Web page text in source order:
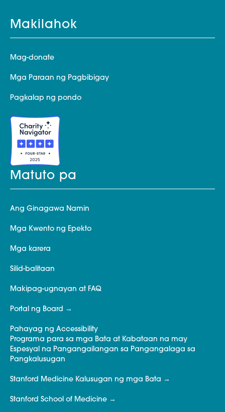
Makilahok
Mag-donate
Mga Paraan ng Pagbibigay
Pagkalap ng pondo
Matuto pa
Ang Ginagawa Namin
Mga Kwento ng Epekto
Mga karera
Silid-balitaan
Makipag-ugnayan at FAQ
Portal ng Board
Pahayag ng Accessibility
Programa para sa mga Bata at Kabataan na may
Espesyal na Pangangailangan sa Pangangalaga sa
Pangkalusugan
Stanford Medicine Kalusugan ng mga Bata
Stanford School of Medicine